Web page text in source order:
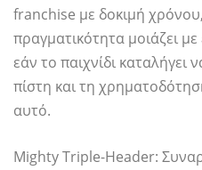
franchise με δοκιμή
πραγματικότητα μοιάζει
εάν το παιχνίδι καταλήγει
πίστη και τη
αυτό.
Mighty Triple-Header: